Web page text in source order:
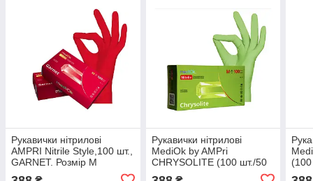
Рукавички нітрилові
AMPRI Nitrile Style,100 шт.,
GARNET. Розмір M
Рукавички нітрилові
MediOk by AMPri
CHRYSOLITE (100 шт./50